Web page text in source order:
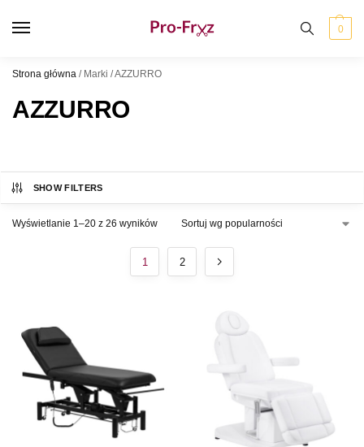
0
Strona główna / Marki /AZZURRO
AZZURRO
SHOW FILTERS
Wyświetlanie 1–20 z 26 wyników
1 2